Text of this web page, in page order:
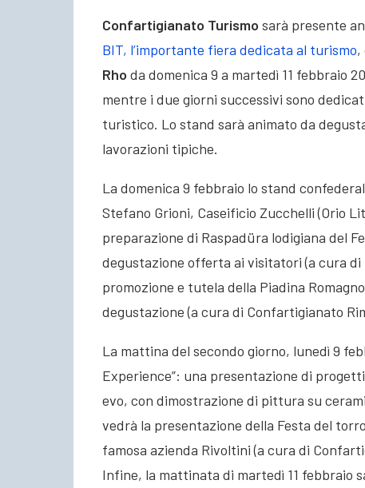
Confartigianato Turismo sarà presente
BIT, l’importante fiera dedicata al turismo,
Rho da domenica 9 a martedì 11 febbraio
mentre i due giorni successivi sono
turistico. Lo stand sarà animato da
lavorazioni tipiche.
La domenica 9 febbraio lo stand
Stefano Grioni, Caseificio Zucchelli (Orio
preparazione di Raspadüra lodigiana del
degustazione offerta ai visitatori (a cura
promozione e tutela della Piadina
degustazione (a cura di Confartigianato
La mattina del secondo giorno, lunedì 9
Experience”: una presentazione di
evo, con dimostrazione di pittura su
vedrà la presentazione della Festa del
famosa azienda Rivoltini (a cura di
Infine, la mattinata di martedì 11 febbraio